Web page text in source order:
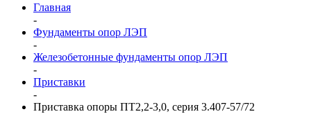
Главная
-
Фундаменты опор ЛЭП
-
Железобетонные фундаменты опор ЛЭП
-
Приставки
-
Приставка опоры ПТ2,2-3,0, серия 3.407-57/72